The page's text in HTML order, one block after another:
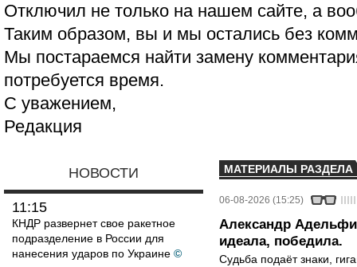
Отключил не только на нашем сайте, а
Таким образом, вы и мы остались без
Мы постараемся найти замену
потребуется время.
С уважением,
Редакция
НОВОСТИ
11:15
КНДР развернет свое ракетное
подразделение в России для
нанесения ударов по Украине ©
МАТЕРИАЛЫ РАЗДЕЛА
06-08-2026 (15:25)
Александр
идеала, победила.
Судьба подаёт знаки,